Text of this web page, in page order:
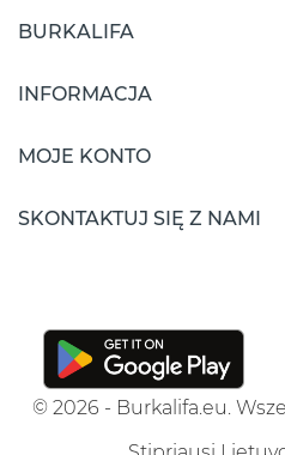
BURKALIFA
INFORMACJA
MOJE KONTO
SKONTAKTUJ SIĘ Z NAMI
© 2026 - Burkalifa.eu.